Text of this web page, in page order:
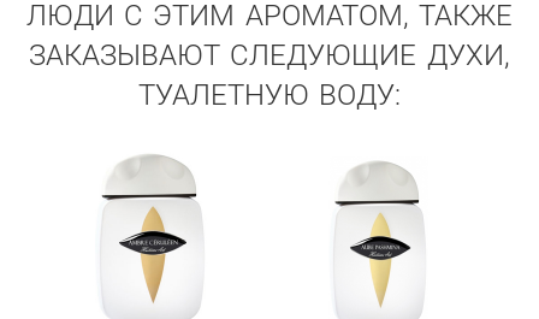
ЛЮДИ С ЭТИМ АРОМАТОМ, ТАКЖЕ
ЗАКАЗЫВАЮТ СЛЕДУЮЩИЕ ДУХИ,
ТУАЛЕТНУЮ ВОДУ: